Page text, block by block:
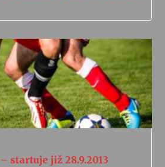
startuje již 28.9.2013